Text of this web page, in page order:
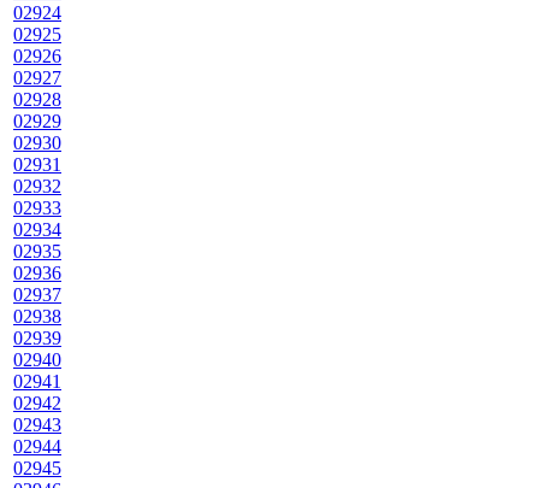
02924
02925
02926
02927
02928
02929
02930
02931
02932
02933
02934
02935
02936
02937
02938
02939
02940
02941
02942
02943
02944
02945